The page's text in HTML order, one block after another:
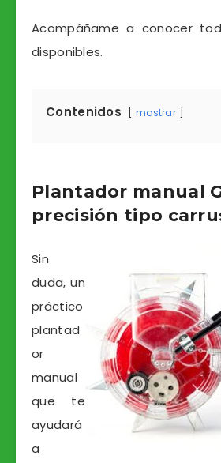
Acompáñame a conocer
disponibles.
Contenidos mostrar
Plantador manual
precisión tipo
Sin
duda, un
práctico
plantad
or
manual
que te
ayudará
a